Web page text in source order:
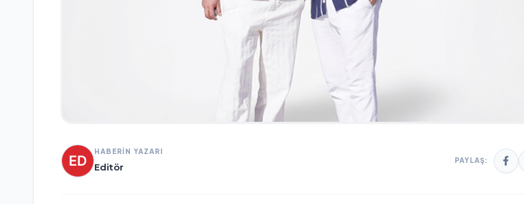
HABERİN YAZARI
Editör
PAYLAŞ: